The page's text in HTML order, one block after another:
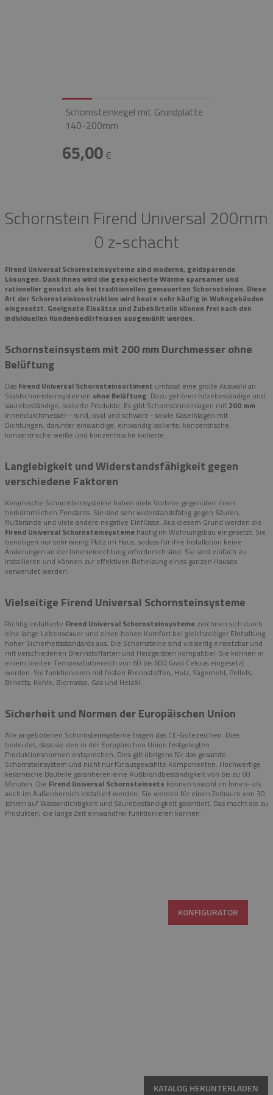
Schornsteinkegel mit Grundplatte
140-200mm
65,00€
Schornstein Firend Universal 200mm
0 z-schacht
Firend Universal Schornsteinsysteme sind moderne, geldsparende
Lösungen. Dank ihnen wird die gespeicherte Wärme sparsamer und
rationeller genutzt als bei traditionellen gemauerten Schornsteinen. Diese
Art der Schornsteinkonstruktion wird heute sehr häufig in Wohngebäuden
eingesetzt. Geeignete Einsätze und Zubehörteile können frei nach den
individuellen Kundenbedürfnissen ausgewählt werden.
Schornsteinsystem mit 200 mm Durchmesser ohne
Belüftung
Das Firend Universal Schornsteinsortiment umfasst eine große Auswahl an
Stahlschornsteinsystemen ohne Belüftung. Dazu gehören hitzebeständige und
säurebeständige, isolierte Produkte. Es gibt Schornsteineinlagen mit 200 mm
Innendurchmesser - rund, oval und schwarz - sowie Gaseinlagen mit
Dichtungen, darunter einwandige, einwandig isolierte, konzentrische,
konzentrische weiße und konzentrische isolierte.
Langlebigkeit und Widerstandsfähigkeit gegen
verschiedene Faktoren
Keramische Schornsteinsysteme haben viele Vorteile gegenüber ihren
herkömmlichen Pendants. Sie sind sehr widerstandsfähig gegen Säuren,
Rußbrände und viele andere negative Einflüsse. Aus diesem Grund werden die
Firend Universal Schornsteinsysteme häufig im Wohnungsbau eingesetzt. Sie
benötigen nur sehr wenig Platz im Haus, sodass für ihre Installation keine
Änderungen an der Inneneinrichtung erforderlich sind. Sie sind einfach zu
installieren und können zur effektiven Beheizung eines ganzen Hauses
verwendet werden.
Vielseitige Firend Universal Schornsteinsysteme
Richtig installierte Firend Universal Schornsteinsysteme zeichnen sich durch
eine lange Lebensdauer und einen hohen Komfort bei gleichzeitiger Einhaltung
hoher Sicherheitsstandards aus. Die Schornsteine sind vielseitig einsetzbar und
mit verschiedenen Brennstoffarten und Heizgeräten kompatibel. Sie können in
einem breiten Temperaturbereich von 60 bis 600 Grad Celsius eingesetzt
werden. Sie funktionieren mit festen Brennstoffen, Holz, Sägemehl, Pellets,
Briketts, Kohle, Biomasse, Gas und Heizöl.
Sicherheit und Normen der Europäischen Union
Alle angebotenen Schornsteinsysteme tragen das CE-Gütezeichen. Dies
bedeutet, dass sie den in der Europäischen Union festgelegten
Produktionsnormen entsprechen. Dies gilt übrigens für das gesamte
Schornsteinsystem und nicht nur für ausgewählte Komponenten. Hochwertige
keramische Bauteile garantieren eine Rußbrandbeständigkeit von bis zu 60
Minuten. Die Firend Universal Schornsteinsets können sowohl im Innen- als
auch im Außenbereich installiert werden. Sie werden für einen Zeitraum von 30
Jahren auf Wasserdichtigkeit und Säurebeständigkeit garantiert. Das macht sie zu
Produkten, die lange Zeit einwandfrei funktionieren können.
KONFIGURATOR
KATALOG HERUNTERLADEN